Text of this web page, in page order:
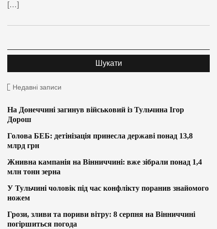
[…]
Недавні записи
На Донеччині загинув військовий із Тульчина Ігор
Дорош
Голова БЕБ: детінізація принесла державі понад 13,8
млрд грн
Жнивна кампанія на Вінниччині: вже зібрали понад 1,4
млн тонн зерна
У Тульчині чоловік під час конфлікту поранив знайомого
ножем
Грози, зливи та пориви вітру: 8 серпня на Вінниччині
погіршиться погода